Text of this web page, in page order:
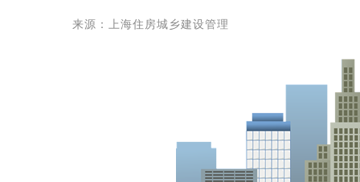
来源：上海住房城乡建设管理